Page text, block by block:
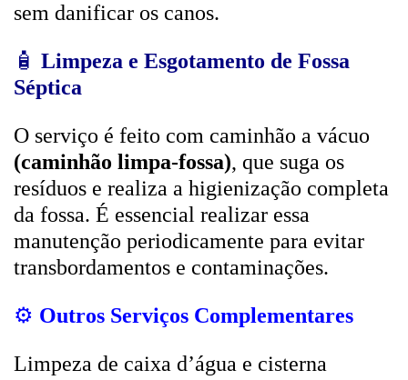
sem danificar os canos.
🧴 Limpeza e Esgotamento de Fossa
Séptica
O serviço é feito com caminhão a vácuo
(caminhão limpa-fossa), que suga os
resíduos e realiza a higienização completa
da fossa. É essencial realizar essa
manutenção periodicamente para evitar
transbordamentos e contaminações.
⚙️ Outros Serviços Complementares
Limpeza de caixa d’água e cisterna